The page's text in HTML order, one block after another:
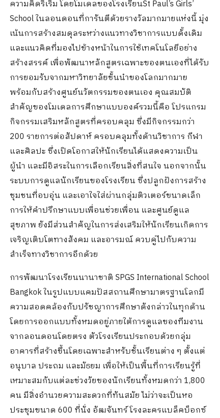
ความคิดริเริ่ม โดยโมเดลของโรงเรียนSt Paul’s Girls’
School ในลอนดอนที่การันตีด้วยรางวัลมากมายแห่งนี้ มุ่ง
เน้นการสร้างสมดุลระหว่างแนวทางวิชาการแบบดั้งเดิม
และแนวคิดที่มองไปข้างหน้าในการใช้เทคโนโลยีอย่าง
สร้างสรรค์ เพื่อพัฒนาหลักสูตรเฉพาะของตนเองที่ได้รับ
การยอมรับจากมหาวิทยาลัยชั้นนำของโลกมากมาย
พร้อมกับสร้างศูนย์นวัตกรรมของตนเอง คุณสมบัติ
สำคัญของโมเดลการศึกษาแบบองค์รวมนี้คือ โปรแกรม
กิจกรรมเสริมหลักสูตรที่ครอบคลุม ซึ่งมีกิจกรรมกว่า
200 รายการต่อสัปดาห์ ครอบคลุมทั้งด้านวิชาการ กีฬา
และศิลปะ ซึ่งเปิดโอกาสให้นักเรียนได้แสดงความเป็น
ผู้นำ และมีอิสระในการเลือกเรียนสิ่งที่สนใจ นอกจากนั้น
ระบบการดูแลนักเรียนของโรงเรียน ซึ่งปลูกฝังการสร้าง
ชุมชนที่อบอุ่น และเอาใจใส่ผ่านกลุ่มติวเตอร์ขนาดเล็ก
การให้คำปรึกษาแบบเพื่อนช่วยเพื่อน และศูนย์ดูแล
สุขภาพ ยังมีส่วนสำคัญในการส่งเสริมให้นักเรียนเกิดการ
เจริญเติบโตทางสังคม และอารมณ์ ควบคู่ไปกับความ
สำเร็จทางวิชาการอีกด้วย
การพัฒนาโรงเรียนนานาชาติ SPGS International School
Bangkok ในรูปแบบแคมปัสสถานศึกษามาตรฐานโลกมี
ความสอดคล้องกับปรัชญาการศึกษาดังกล่าวในทุกด้าน
โดยการออกแบบทั้งหมดอยู่ภายใต้การดูแลของทีมงาน
จากลอนดอนโดยตรง ตัวโรงเรียนประกอบด้วยกลุ่ม
อาคารที่สร้างขึ้นโดยเฉพาะสำหรับชั้นเรียนต่าง ๆ ตั้งแต่
อนุบาล ประถม และมัธยม เพื่อให้เป็นพื้นที่การเรียนรู้ที่
เหมาะสมกับแต่ละช่วงวัยของนักเรียนทั้งหมดกว่า 1,800
คน มีสิ่งอำนวยความสะดวกที่ทันสมัย ไม่ว่าจะเป็นหอ
ประชุมขนาด 600 ที่นั่ง อัฒจันทร์ โรงละครแบล็คบ็อกซ์